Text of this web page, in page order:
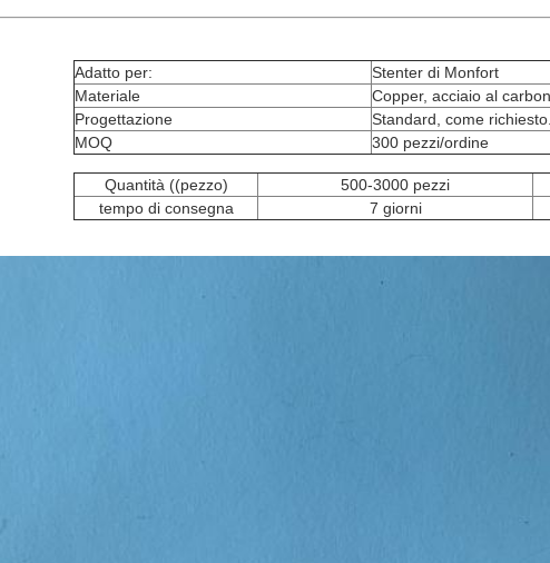
Adatto per:
Stenter di Monfort
Materiale
Copper, acciaio al
Progettazione
Standard, come richiesto.
MOQ
300 pezzi/ordine
Quantità ((pezzo) 500-3000 pezzi
tempo di consegna
7 giorni